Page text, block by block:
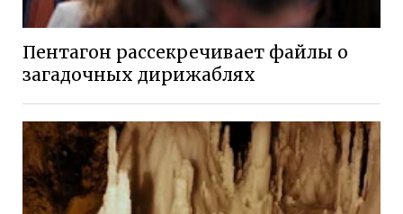
Пентагон рассекречивает файлы о
загадочных дирижаблях